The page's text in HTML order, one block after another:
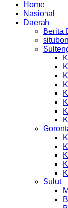
Home
Nasional
Daerah
Berita
Sulut